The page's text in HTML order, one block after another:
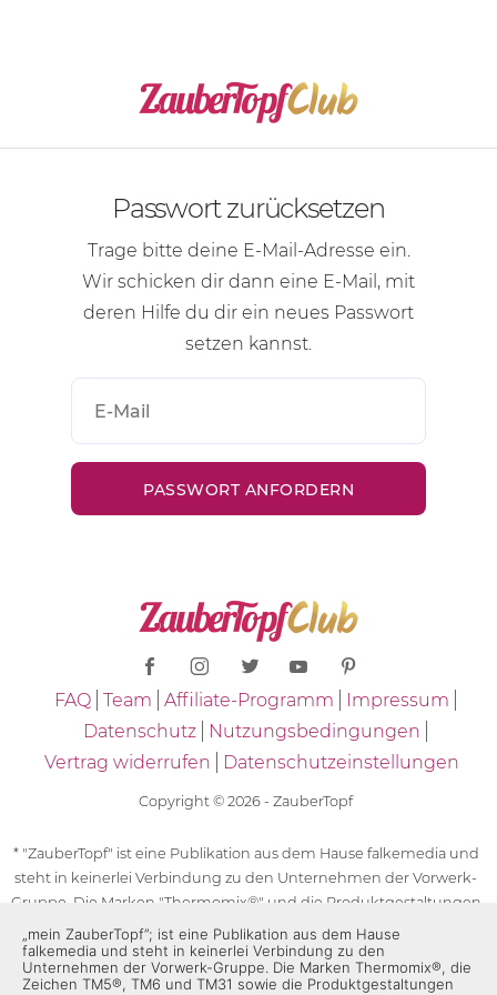
Passwort zurücksetzen
Trage bitte deine E-Mail-Adresse ein.
Wir schicken dir dann eine E-Mail , mit
deren Hilfe du dir ein neues Passwort
setzen kannst.
FAQ Team Affiliate-Programm
Impressum
Datenschutz
Nutzungsbedingungen
Vertrag widerrufen
Datenschutzeinstellungen
Copyright © 2026 - ZauberTopf
* "ZauberTopf" ist eine Publikation aus dem Hause falkemedia und
steht in keinerlei Verbindung zu den Unternehmen der Vorwerk-
Gruppe. Die Marken "Thermomix®" und die Produktgestaltungen
des "Thermomix®" sind eingetragene Marken der Unternehmen
der Vorwerk-Gruppe. Die Marken Thermomix®, die Zeichen TM5®,
TM6 und TM31 sowie die Produktgestaltungen des Thermomix®
„mein ZauberTopf”; ist eine Publikation aus dem Hause
falkemedia und steht in keinerlei Verbindung zu den
Unternehmen der Vorwerk-Gruppe. Die Marken Thermomix®, die
Zeichen TM5®, TM6 und TM31 sowie die Produktgestaltungen